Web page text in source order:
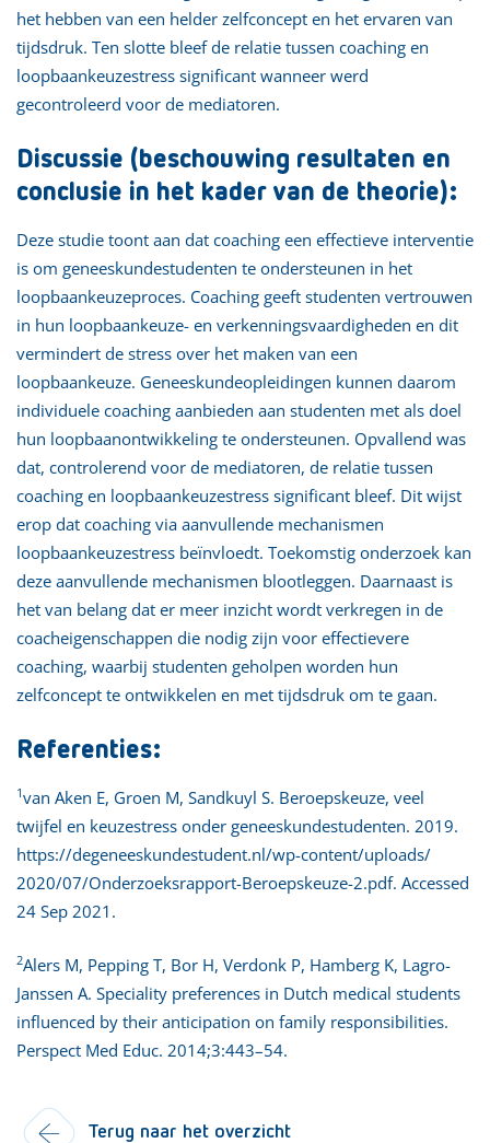
het hebben van een helder zelfconcept en het ervaren van
tijdsdruk. Ten slotte bleef de relatie tussen coaching en
loopbaankeuzestress significant wanneer werd
gecontroleerd voor de mediatoren.
Discussie (beschouwing resultaten en
conclusie in het kader van de theorie):
Deze studie toont aan dat coaching een effectieve interventie
is om geneeskundestudenten te ondersteunen in het
loopbaankeuzeproces. Coaching geeft studenten vertrouwen
in hun loopbaankeuze- en verkenningsvaardigheden en dit
vermindert de stress over het maken van een
loopbaankeuze. Geneeskundeopleidingen kunnen daarom
individuele coaching aanbieden aan studenten met als doel
hun loopbaanontwikkeling te ondersteunen. Opvallend was
dat, controlerend voor de mediatoren, de relatie tussen
coaching en loopbaankeuzestress significant bleef. Dit wijst
erop dat coaching via aanvullende mechanismen
loopbaankeuzestress beïnvloedt. Toekomstig onderzoek kan
deze aanvullende mechanismen blootleggen. Daarnaast is
het van belang dat er meer inzicht wordt verkregen in de
coacheigenschappen die nodig zijn voor effectievere
coaching, waarbij studenten geholpen worden hun
zelfconcept te ontwikkelen en met tijdsdruk om te gaan.
Referenties:
1van Aken E, Groen M, Sandkuyl S. Beroepskeuze, veel
twijfel en keuzestress onder geneeskundestudenten. 2019.
https://degeneeskundestudent.nl/wp-content/uploads/
2020/07/Onderzoeksrapport-Beroepskeuze-2.pdf. Accessed
24 Sep 2021.
2Alers M, Pepping T, Bor H, Verdonk P, Hamberg K, Lagro-
Janssen A. Speciality preferences in Dutch medical students
influenced by their anticipation on family responsibilities.
Perspect Med Educ. 2014;3:443–54.
Terug naar het overzicht